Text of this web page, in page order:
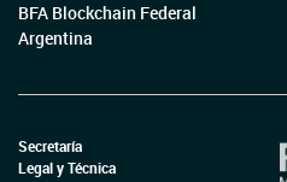
BFA Blockchain Federal
Argentina
Secretaría
Legal y Técnica